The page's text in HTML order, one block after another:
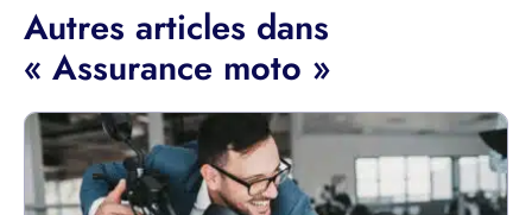
Autres articles dans
« Assurance moto »